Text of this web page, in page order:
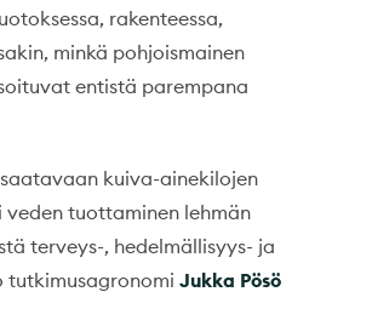
rakenteessa,
minkä pohjoismainen
entistä parempana
kuiva-ainekilojen
veden tuottaminen lehmän
terveys-, hedelmällisyys- ja
tutkimusagronomi Jukka Pösö